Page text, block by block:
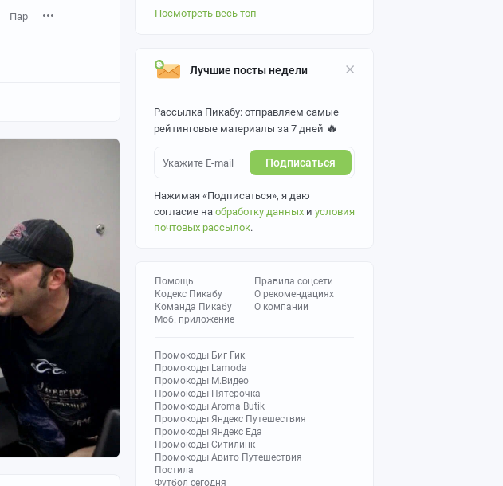
Посмотреть весь топ
Лучшие посты недели
Рассылка Пикабу: отправляем самые
рейтинговые материалы за 7 дней 🔥
Подписаться
Нажимая «Подписаться», я даю
согласие на обработку данных и условия
почтовых рассылок.
Помощь
Кодекс Пикабу
Команда Пикабу
Моб. приложение
Правила соцсети
О рекомендациях
О компании
Промокоды Биг Гик
Промокоды Lamoda
Промокоды М.Видео
Промокоды Пятерочка
Промокоды Aroma Butik
Промокоды Яндекс Путешествия
Промокоды Яндекс Еда
Промокоды Ситилинк
Промокоды Авито Путешествия
Постила
Футбол сегодня
Пар